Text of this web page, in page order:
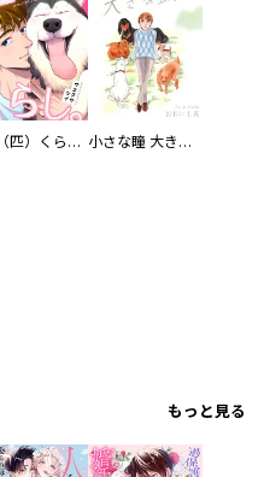
2人（匹）くらし。 小さな瞳 大きな鼓動
もっと見る